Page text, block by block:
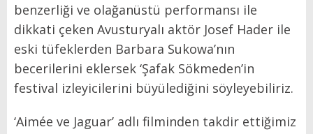
benzerliği ve olağanüstü performansı ile
dikkati çeken Avusturyalı aktör Josef Hader ile
eski tüfeklerden Barbara Sukowa’nın
becerilerini eklersek ‘Şafak Sökmeden’in
festival izleyicilerini büyülediğini söyleyebiliriz.
‘Aimée ve Jaguar’ adlı filminden takdir ettiğimiz